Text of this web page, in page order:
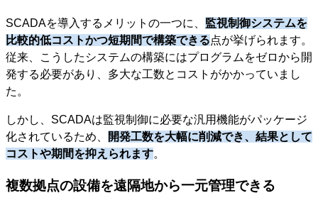
SCADAを導入するメリットの一つに、 監視制御システムを
比較的低コストかつ短期間で構築できる点が挙げられます。
従来、こうしたシステムの構築にはプログラムをゼロから開
発する必要があり、多大な工数とコストがかかっていまし
た。
しかし、SCADAは監視制御に必要な汎用機能がパッケージ
化されているため、
開発工数を大幅に削減でき、結果として
コストや期間を抑えられます。
複数拠点の設備を遠隔地から一元管理できる